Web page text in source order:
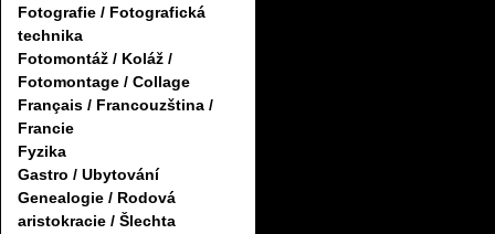
Fotografie / Fotografická
technika
Fotomontáž / Koláž /
Fotomontage / Collage
Français / Francouzština /
Francie
Fyzika
Gastro / Ubytování
Genealogie / Rodová
aristokracie / Šlechta